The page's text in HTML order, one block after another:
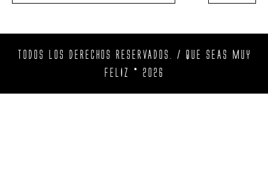
TODOS LOS DERECHOS RESERVADOS. / QUE SEAS MUY
FELIZ © 2026